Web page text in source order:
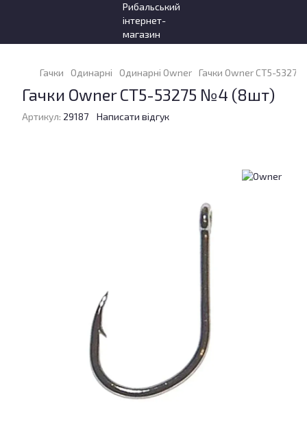
Гачки Одинарні Одинарні Owner Гачки Owner CT5-
Гачки Owner CT5-53275 №4 (8шт)
Артикул: 29187 Написати відгук